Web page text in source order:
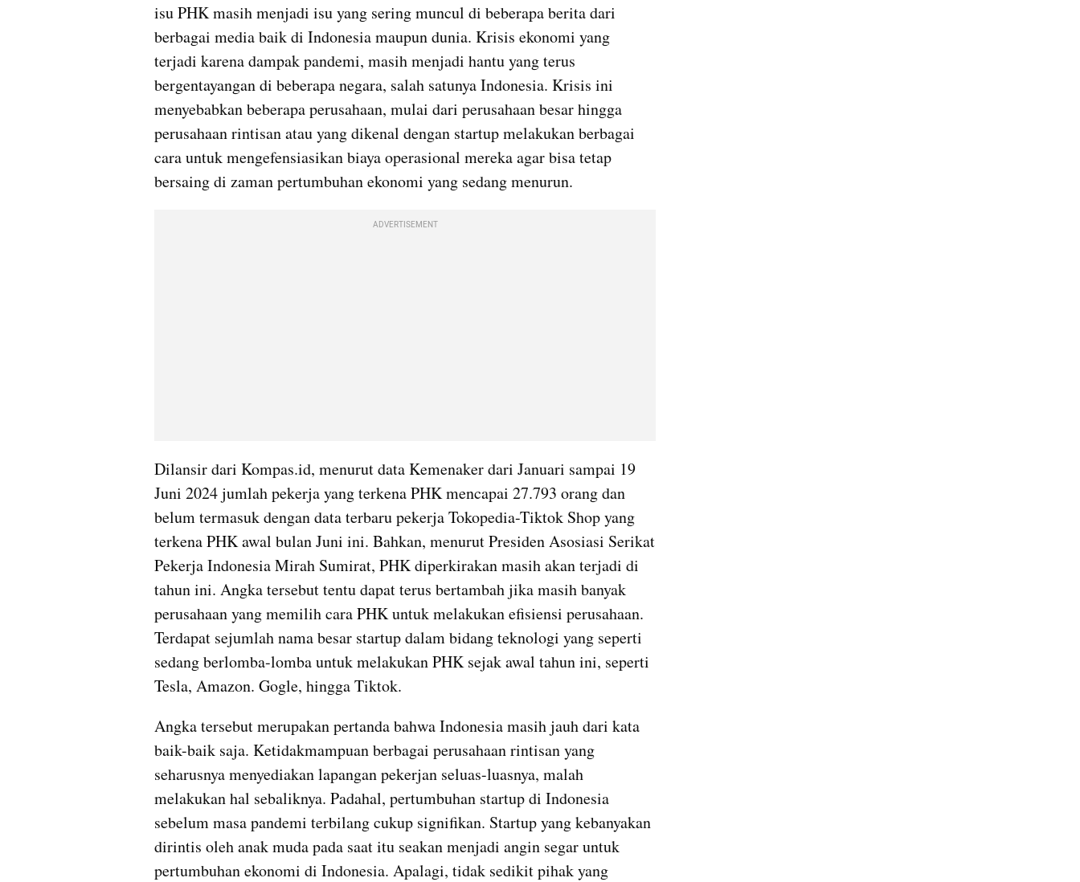
isu PHK masih menjadi isu yang sering muncul di beberapa berita dari
berbagai media baik di Indonesia maupun dunia. Krisis ekonomi yang
terjadi karena dampak pandemi, masih menjadi hantu yang terus
bergentayangan di beberapa negara, salah satunya Indonesia. Krisis ini
menyebabkan beberapa perusahaan, mulai dari perusahaan besar hingga
perusahaan rintisan atau yang dikenal dengan startup melakukan berbagai
cara untuk mengefensiasikan biaya operasional mereka agar bisa tetap
bersaing di zaman pertumbuhan ekonomi yang sedang menurun.
ADVERTISEMENT
Dilansir dari Kompas.id, menurut data Kemenaker dari Januari sampai 19
Juni 2024 jumlah pekerja yang terkena PHK mencapai 27.793 orang dan
belum termasuk dengan data terbaru pekerja Tokopedia-Tiktok Shop yang
terkena PHK awal bulan Juni ini. Bahkan, menurut Presiden Asosiasi Serikat
Pekerja Indonesia Mirah Sumirat, PHK diperkirakan masih akan terjadi di
tahun ini. Angka tersebut tentu dapat terus bertambah jika masih banyak
perusahaan yang memilih cara PHK untuk melakukan efisiensi perusahaan.
Terdapat sejumlah nama besar startup dalam bidang teknologi yang seperti
sedang berlomba-lomba untuk melakukan PHK sejak awal tahun ini, seperti
Tesla, Amazon. Gogle, hingga Tiktok.
Angka tersebut merupakan pertanda bahwa Indonesia masih jauh dari kata
baik-baik saja. Ketidakmampuan berbagai perusahaan rintisan yang
seharusnya menyediakan lapangan pekerjan seluas-luasnya, malah
melakukan hal sebaliknya. Padahal, pertumbuhan startup di Indonesia
sebelum masa pandemi terbilang cukup signifikan. Startup yang kebanyakan
dirintis oleh anak muda pada saat itu seakan menjadi angin segar untuk
pertumbuhan ekonomi di Indonesia. Apalagi, tidak sedikit pihak yang